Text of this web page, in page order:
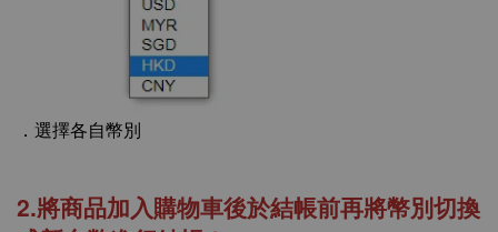
．選擇各自幣別
2.將商品加入購物車後於結帳前再將幣別切換